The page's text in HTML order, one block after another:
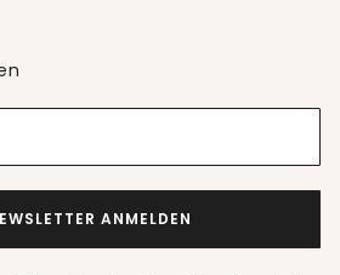
ANMELDEN